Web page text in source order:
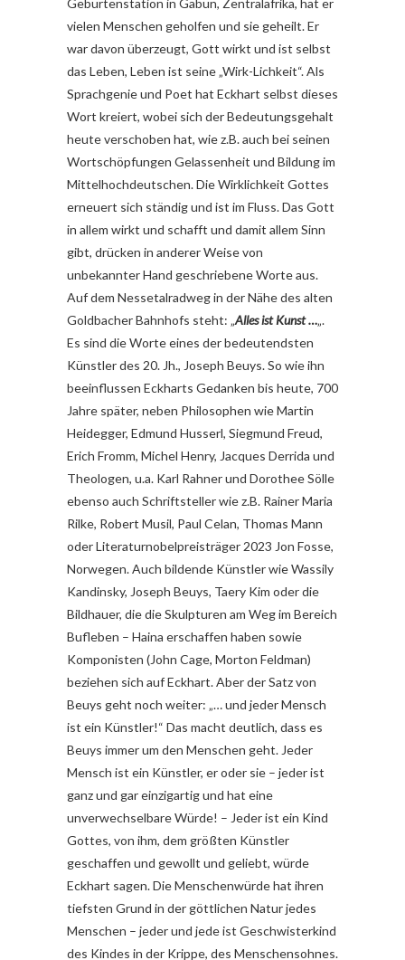
Geburtenstation in Gabun, Zentralafrika, hat er
vielen Menschen geholfen und sie geheilt. Er
war davon überzeugt, Gott wirkt und ist selbst
das Leben, Leben ist seine „Wirk-Lichkeit“. Als
Sprachgenie und Poet hat Eckhart selbst dieses
Wort kreiert, wobei sich der Bedeutungsgehalt
heute verschoben hat, wie z.B. auch bei seinen
Wortschöpfungen Gelassenheit und Bildung im
Mittelhochdeutschen. Die Wirklichkeit Gottes
erneuert sich ständig und ist im Fluss. Das Gott
in allem wirkt und schafft und damit allem Sinn
gibt, drücken in anderer Weise von
unbekannter Hand geschriebene Worte aus.
Auf dem Nessetalradweg in der Nähe des alten
Goldbacher Bahnhofs steht: „Alles ist Kunst …„.
Es sind die Worte eines der bedeutendsten
Künstler des 20. Jh., Joseph Beuys. So wie ihn
beeinflussen Eckharts Gedanken bis heute, 700
Jahre später, neben Philosophen wie Martin
Heidegger, Edmund Husserl, Siegmund Freud,
Erich Fromm, Michel Henry, Jacques Derrida und
Theologen, u.a. Karl Rahner und Dorothee Sölle
ebenso auch Schriftsteller wie z.B. Rainer Maria
Rilke, Robert Musil, Paul Celan, Thomas Mann
oder Literaturnobelpreisträger 2023 Jon Fosse,
Norwegen. Auch bildende Künstler wie Wassily
Kandinsky, Joseph Beuys, Taery Kim oder die
Bildhauer, die die Skulpturen am Weg im Bereich
Bufleben – Haina erschaffen haben sowie
Komponisten (John Cage, Morton Feldman)
beziehen sich auf Eckhart. Aber der Satz von
Beuys geht noch weiter: „… und jeder Mensch
ist ein Künstler!“ Das macht deutlich, dass es
Beuys immer um den Menschen geht. Jeder
Mensch ist ein Künstler, er oder sie – jeder ist
ganz und gar einzigartig und hat eine
unverwechselbare Würde! – Jeder ist ein Kind
Gottes, von ihm, dem größten Künstler
geschaffen und gewollt und geliebt, würde
Eckhart sagen. Die Menschenwürde hat ihren
tiefsten Grund in der göttlichen Natur jedes
Menschen – jeder und jede ist Geschwisterkind
des Kindes in der Krippe, des Menschensohnes.